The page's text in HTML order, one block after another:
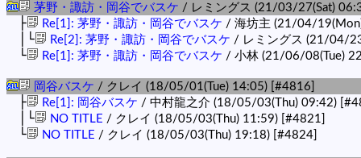
茅野・諏訪・岡谷でバスケ / レミングス (21/03/27(Sat)
├ Re[1]: 茅野・諏訪・岡谷でバスケ / 海坊主 (21/04/
│└ Re[2]: 茅野・諏訪・岡谷でバスケ / レミングス (21/04/
└ Re[1]: 茅野・諏訪・岡谷でバスケ / 小林 (21/06/08(Tue)
岡谷バスケ / クレイ (18/05/01(Tue) 14:05) [#4816]
├ Re[1]: 岡谷バスケ / 中村龍之介 (18/05/03(Thu) 09:42)
│└ NO TITLE / クレイ (18/05/03(Thu) 11:59) [#4821]
└ NO TITLE / クレイ (18/05/03(Thu) 19:18) [#4824]